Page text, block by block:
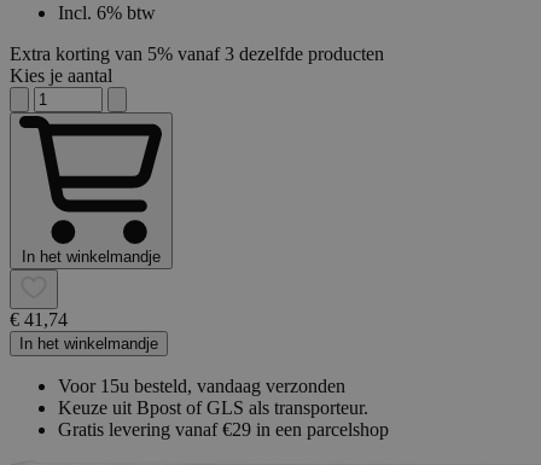
Incl. 6% btw
Extra korting van 5% vanaf 3 dezelfde producten
Kies je aantal
In het winkelmandje
€ 41,74
In het winkelmandje
Voor 15u besteld, vandaag verzonden
Keuze uit Bpost of GLS als transporteur.
Gratis levering vanaf €29 in een parcelshop